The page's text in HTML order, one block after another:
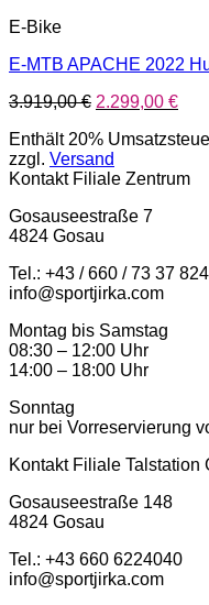
E-Bike
E-MTB APACHE 2022
3.919,00€ Ursprünglicher
war:
3.919,00 €
2.299,00 €
ist:
Enthält 20%
zzgl. Versand
Kontakt Filiale Zentrum
Gosauseestraße 7
4824 Gosau
Tel.: +43 / 660 / 73 37 824
info@sportjirka.com
Montag bis Samstag
08:30 – 12:00 Uhr
14:00 – 18:00 Uhr
Sonntag
nur bei Vorreservierung
Kontakt Filiale Talstation
Gosauseestraße 148
4824 Gosau
Tel.: ‭+43 660 6224040‬
info@sportjirka.com